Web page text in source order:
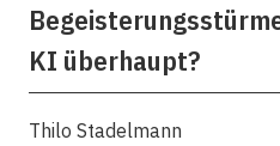
KI überhaupt?
Thilo Stadelmann